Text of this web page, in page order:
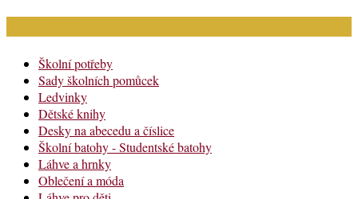
Školní potřeby
Sady školních pomůcek
Ledvinky
Dětské knihy
Desky na abecedu a číslice
Školní batohy - Studentské batohy
Láhve a hrnky
Oblečení a móda